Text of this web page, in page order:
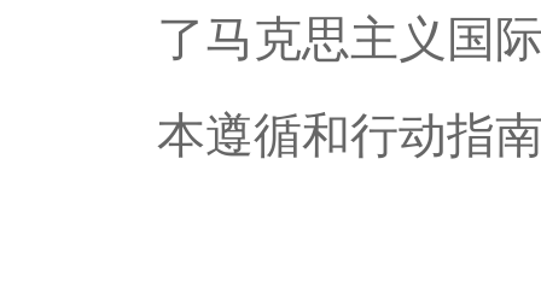
了马克思主义国
本遵循和行动指